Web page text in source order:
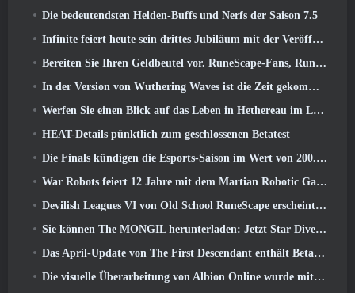
Die bedeutendsten Helden-Buffs und Nerfs der Saison 7.5
Infinite feiert heute sein drittes Jubiläum mit der Veröffentlichung von SS12 Lunaria
Bereiten Sie Ihren Geldbeutel vor. RuneScape-Fans, RuneFest-Tickets stehen kurz vor dem Verkauf
In der Version von Wuthering Waves ist die Zeit gekommen, Aemeath zu retten 3.3 Aktualisieren
Werfen Sie einen Blick auf das Leben in Hethereau im Launch-Gameplay-Vorschauvideo von Neverness To Everness
HEAT-Details pünktlich zum geschlossenen Betatest
Die Finals kündigen die Esports-Saison im Wert von 200.000 US-Dollar an
War Robots feiert 12 Jahre mit dem Martian Robotic Games Event
Devilish Leagues VI von Old School RuneScape erscheint heute
Sie können The MONGIL herunterladen: Jetzt Star Dive-Client
Das April-Update von The First Descendant enthält Beta-Versionen neuer Endgame-Inhalte
Die visuelle Überarbeitung von Albion Online wurde mit dem heutigen Start des Radiant Wilds-Updates eingestellt